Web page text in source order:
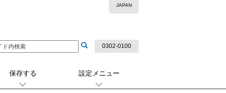
JAPAN
0302-0100
保存する 設定メニュー